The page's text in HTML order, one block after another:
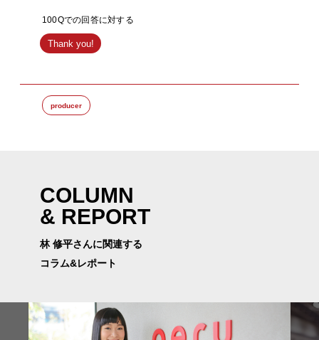
100Qでの回答に対する
Thank you!
producer
COLUMN
& REPORT
林 修平さんに関連する
コラム&レポート